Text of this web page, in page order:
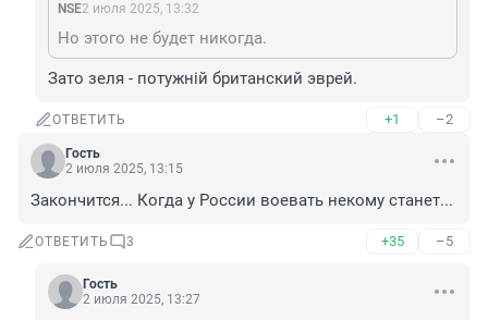
NSE2 июля 2025, 13:32
Но этого не будет никогда.
Зато зеля - потужнiй британский эврей.
ОТВЕТИТЬ +1 –2
Гость
2 июля 2025, 13:15
Закончится... Когда у России воевать некому станет...
ОТВЕТИТЬ 3 +35 –5
Гость
2 июля 2025, 13:27